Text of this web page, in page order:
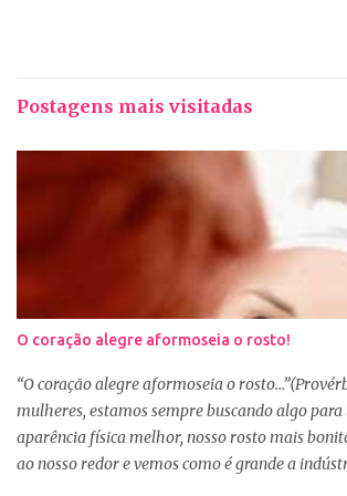
Postagens mais visitadas
O coração alegre aformoseia o rosto!
“O coração alegre aformoseia o
mulheres, estamos sempre buscando algo
aparência física melhor, nosso rosto mais
ao nosso redor e vemos como é grande a